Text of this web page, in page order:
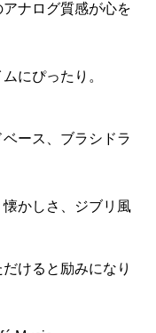
ナログ質感が心を
にぴったり。
ース、ブラシドラ
かしさ、ジブリ風
けると励みになり